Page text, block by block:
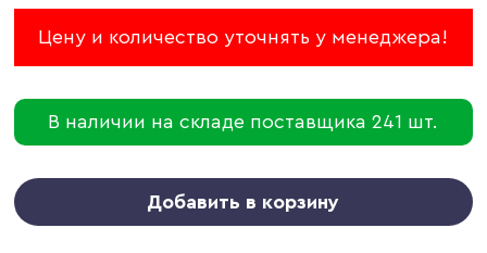
Цену и количество уточнять у менеджера!
В наличии на складе поставщика 241 шт.
Добавить в корзину